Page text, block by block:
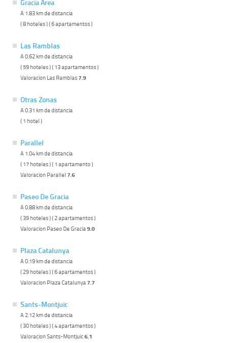
Gracia Area
A 1.83 km de distancia
( 8 hoteles ) ( 6 apartamentos )
Las Ramblas
A 0.62 km de distancia
( 59 hoteles ) ( 13 apartamentos )
Valoracion Las Ramblas7.9
Otras Zonas
A 0.31 km de distancia
( 1 hotel )
Parallel
A 1.04 km de distancia
( 17 hoteles ) ( 1 apartamento )
Valoracion Parallel 7.6
Paseo De Gracia
A 0.88 km de distancia
( 39 hoteles ) ( 2 apartamentos )
Valoracion Paseo De Gracia 9.0
Plaza Catalunya
A 0.19 km de distancia
( 29 hoteles ) ( 6 apartamentos )
Valoracion Plaza Catalunya 7.7
Sants-Montjuic
A 2.12 km de distancia
( 30 hoteles ) ( 4 apartamentos )
Valoracion Sants-Montjuic6.1